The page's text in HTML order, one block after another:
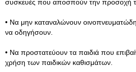
συσκευές που αποσπούν την προσοχή
• Να μην καταναλώνουν
να οδηγήσουν.
• Να προστατεύουν τα παιδιά που
χρήση των παιδικών καθισμάτων.